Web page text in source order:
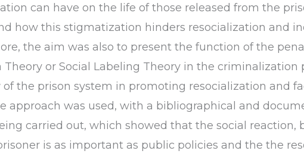
can have on the life of those released from the
how this stigmatization hinders resocialization and
the aim was also to present the function of the
Theory or Social Labeling Theory in the criminalization
of the prison system in promoting resocialization and
approach was used, with a bibliographical and
carried out, which showed that the social reaction,
is as important as public policies and the the